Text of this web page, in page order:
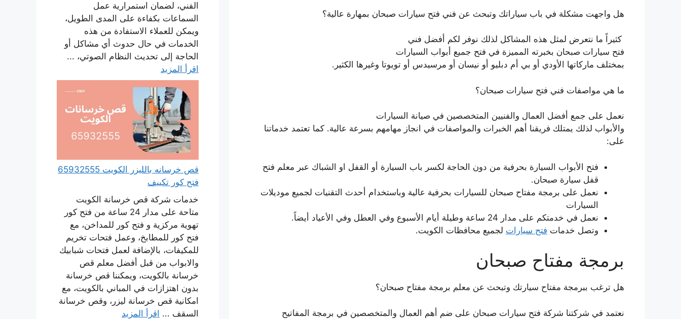
هل واجهت مشكلة في باب سياراتك وتبحث عن فني فتح سيارات صبحان بمهارة عالية؟
كثيراً ما نتعرض لمثل هذه المشاكل لذلك نوفر لكم أفضل فني
فتح سيارات صبحان بخبرته المميزة في فتح جميع أبواب السيارات
بمختلف ماركاتها الأودي أو بي أم دبليو أو نيسان أو مرسيدس أو تويوتا وغيرها الكثير.
ما هي مواصفات فني فتح سيارات صبحان؟
نعمل على جمع أفضل العمال والفنيين المتخصصين في صيانة السيارات
والأبواب لذلك يمتلك فريقنا أهم الخبرات والمواصفات في انجاز مهامهم بسرعة عالية. كما تعتمد خدماتنا
على:
فتح الأبواب السيارة بحرفية من دون الحاجة لكسر باب السيارة أو القفل او الشباك عبر معلم فتح
قفل سيارة صبحان.
نعمل على برمجة مفتاح صبحان للسيارات بحرفية عالية وباستخدام أحدث التقنيات لجميع موديلات
السيارات
نعمل في خدمتكم على مدار 24 ساعة وطيلة أيام الأسبوع وفي العطل وفي الأعياد أيضاً.
وتصل خدمات فتح سيارات لجميع محافظات الكويت.
برمجة مفتاح صبحان
هل ترغب ببرمجة مفتاح سيارتك وتبحث عن معلم برمجة مفتاح صبحان؟
نعتمد في شركتنا شركة فتح سيارات صبحان على ضم أهم العمال والمتخصصين في برمجة المفاتيح
الفني، لضمان استمرارية عمل
السماعات بكفاءة على المدى الطويل،
ويمكن للعملاء الاستفادة من هذه
الخدمات في حال حدوث أي مشاكل أو
الحاجة إلى تحديث النظام الصوتي، ...
اقرأ المزيد
قص خرسانه بالليزر الكويت 65932555
فتح كور تكييف
خدمات شركة قص خرسانة الكويت
متاحة على مدار 24 ساعة من فتح كور
تهوية مركزية و فتح كور للمداخن، مع
فتح كور للمطابخ، وعمل فتحات تخريم
للمكيفات، بالإضافة لعمل فتحات شبابيك
والابواب من قبل أفضل معلم قص
خرسانة بالكويت، ويمكننا قص خرسانة
بدون اهتزازات في المباني بالكويت، مع
امكانية قص خرسانة ليزر، وقص خرسانة
السقف ... اقرأ المزيد